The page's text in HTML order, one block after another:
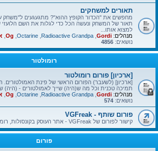
תאורים למשחקים
מחפשים את "הכדור הקופץ ההוא"? מתגעגעים ל"משחק
תאור של המשחק ונעשה הכל כדי לגלות את השם הלועזי
למצוא אותו...
מנהלים: Gordi
Radioactive Grandpa
Octarine
Og
נושאים: 4856
רומולטור
[ארכיון] פורום רומולטור
[ארכיון] (לשעבר) הפורום הראשי של פינת האמולטורים.
תמיכה טכנית וכל מה ש(היה) שייך לאמולטורים - (היה)
מנהלים: Gordi
Radioactive Grandpa
Octarine
Og
נושאים: 574
פורום שותף - VGFreak
קישור לפורום של VGFreak - אתר העוסק בקונסולות, רומים ואמולטורים.
פורום